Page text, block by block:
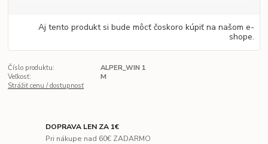
Aj tento produkt si bude môcť čoskoro kúpiť na našom e-
shope.
Číslo produktu:
ALPER_WIN 1
Veľkosť:
M
Strážiť cenu / dostupnosť
DOPRAVA LEN ZA 1€
Pri nákupe nad 60€ ZADARMO